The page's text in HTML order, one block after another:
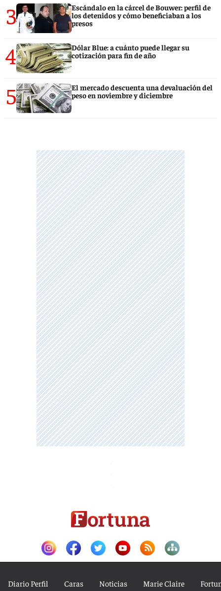
3
Escándalo en la cárcel de Bouwer: perfil de
los detenidos y cómo beneficiaban a los
presos
4
Dólar Blue: a cuánto puede llegar su
cotización para fin de año
5
El mercado descuenta una devaluación del
peso en noviembre y diciembre
Diario Perfil Caras Noticias Marie Claire